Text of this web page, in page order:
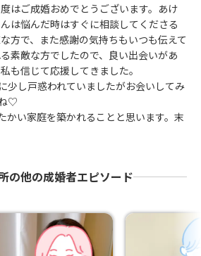
はご成婚おめでとうございます。あけ
は悩んだ時はすぐに相談してくださる
方で、また感謝の気持ちもいつも伝えて
素敵な方でしたので、良い出会いがあ
も信じて応援してきました。
少し戸惑われていましたがお会いしてみ
♡
かい家庭を築かれることと思います。末
の他の成婚者エピソード